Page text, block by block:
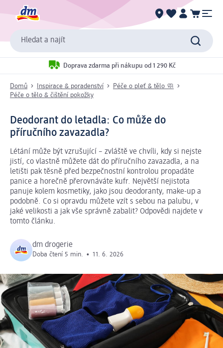
Hledat a najít
Doprava zdarma při nákupu od 1 290 Kč
Domů Inspirace & poradenství
Péče o pleť & tělo 🧼
Péče o tělo & čištění pokožky
Deodorant do letadla: Co může do
příručního zavazadla?
Létání může být vzrušující – zvláště ve chvíli, kdy si nejste
jistí, co vlastně můžete dát do příručního zavazadla, a na
letišti pak těsně před bezpečnostní kontrolou propadáte
panice a horečně přerovnáváte kufr. Největší nejistota
panuje kolem kosmetiky, jako jsou deodoranty, make-up a
podobně. Co si opravdu můžete vzít s sebou na palubu, v
jaké velikosti a jak vše správně zabalit? Odpovědi najdete v
tomto článku.
dm drogerie
Doba čtení 5 min. • 11. 6. 2026